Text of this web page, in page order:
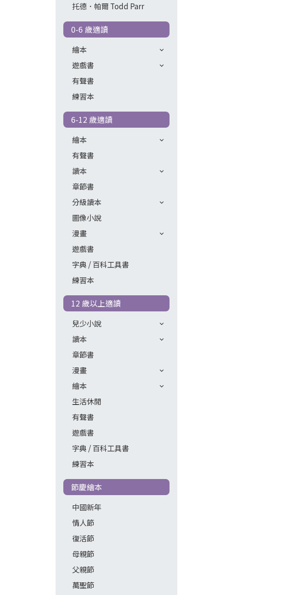
托德．帕爾 Todd Parr
0-6 歲適讀
繪本
遊戲書
有聲書
練習本
6-12 歲適讀
繪本
有聲書
讀本
章節書
分級讀本
圖像小說
漫畫
遊戲書
字典 / 百科工具書
練習本
12 歲以上適讀
兒少小說
讀本
章節書
漫畫
繪本
生活休閒
有聲書
遊戲書
字典 / 百科工具書
練習本
節慶繪本
中國新年
情人節
復活節
母親節
父親節
萬聖節